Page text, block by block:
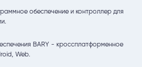
обеспечение и контроллер для
BARY - кроссплатформенное
Web.